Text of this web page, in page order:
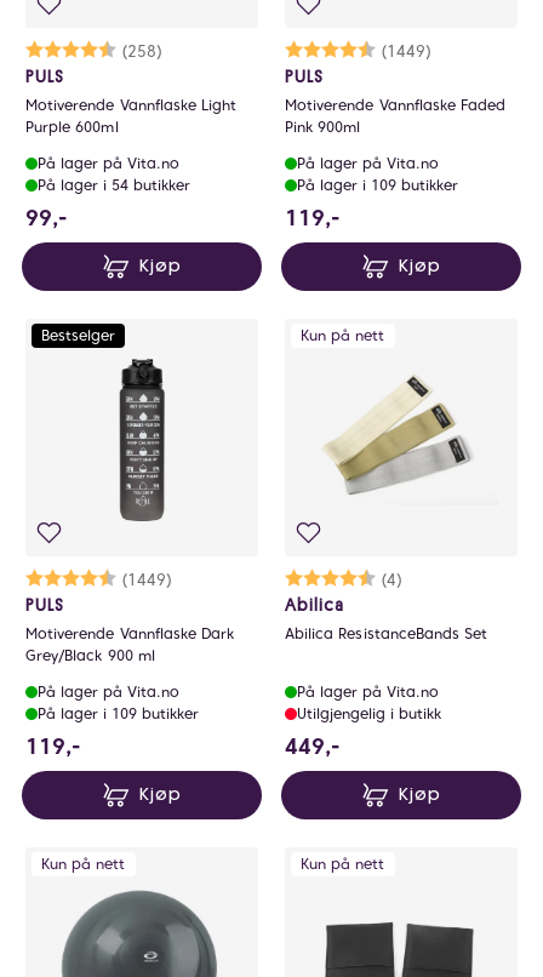
Karakter:
(258)
4.8 av 5 mulige
PULS
Motiverende Vannflaske Light
Purple 600ml
På lager på Vita.no
På lager i 54 butikker
99,-
Kjøp
Karakter:
(1449)
4.7 av 5 mulige
PULS
Motiverende Vannflaske Faded
Pink 900ml
På lager på Vita.no
På lager i 109 butikker
119,-
Kjøp
Bestselger
Karakter:
(1449)
4.7 av 5 mulige
PULS
Motiverende Vannflaske Dark
Grey/Black 900 ml
På lager på Vita.no
På lager i 109 butikker
119,-
Kjøp
Kun på nett
Karakter:
(4)
4.8 av 5 mulige
Abilica
Abilica ResistanceBands Set
På lager på Vita.no
Utilgjengelig i butikk
449,-
Kjøp
Kun på nett Kun på nett